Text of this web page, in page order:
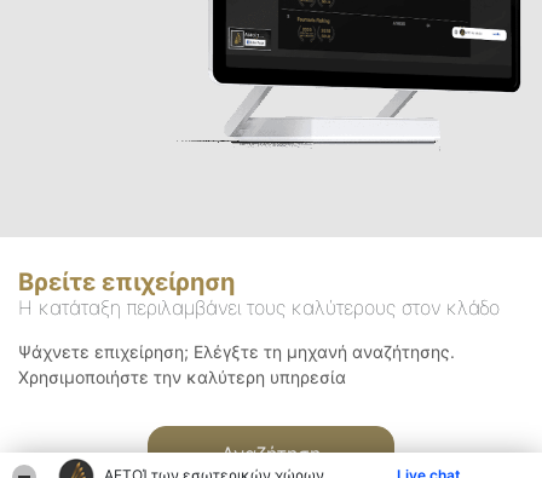
Βρείτε επιχείρηση
Η κατάταξη περιλαμβάνει τους καλύτερους στον κλάδο
Ψάχνετε επιχείρηση; Ελέγξτε τη μηχανή αναζήτησης.
Χρησιμοποιήστε την καλύτερη υπηρεσία
Αναζήτηση